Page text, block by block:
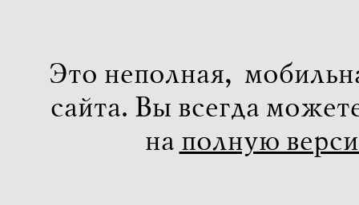
Это неполная,
сайта. Вы всегда
на полную